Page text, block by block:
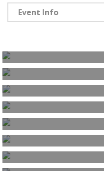
Event Info
Portfolio Video Post
Audio Portfolio Post
Image Slideshow
Post With Left
Proin lacinia odio
Curabitur at eros
Ut viverra nunc ac